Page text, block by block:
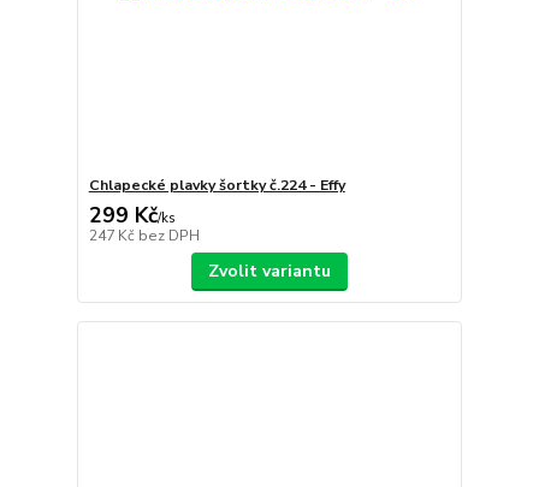
Chlapecké plavky šortky č.224 - Effy
299 Kč/ks
247 Kč bez DPH
Zvolit variantu